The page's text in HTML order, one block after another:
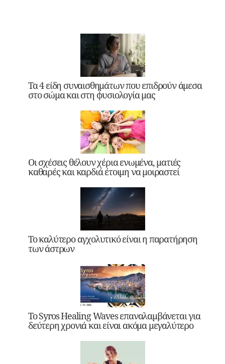
Τα 4 είδη συναισθημάτων που επιδρούν άμεσα
στο σώμα και στη φυσιολογία μας
Οι σχέσεις θέλουν χέρια ενωμένα, ματιές
καθαρές και καρδιά έτοιμη να μοιραστεί
Το καλύτερο αγχολυτικό είναι η παρατήρηση
των άστρων
Το Syros Healing Waves επαναλαμβάνεται για
δεύτερη χρονιά και είναι ακόμα μεγαλύτερο